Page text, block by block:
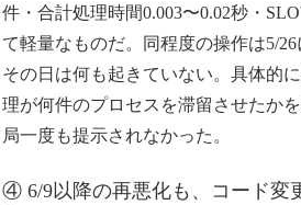
件・合計処理時間0.003〜0.02秒・
て軽量なものだ。同程度の操作は5/26
その日は何も起きていない。具体的
理が何件のプロセスを滞留させたか
局一度も提示されなかった。
④ 6/9以降の再悪化も、コード変